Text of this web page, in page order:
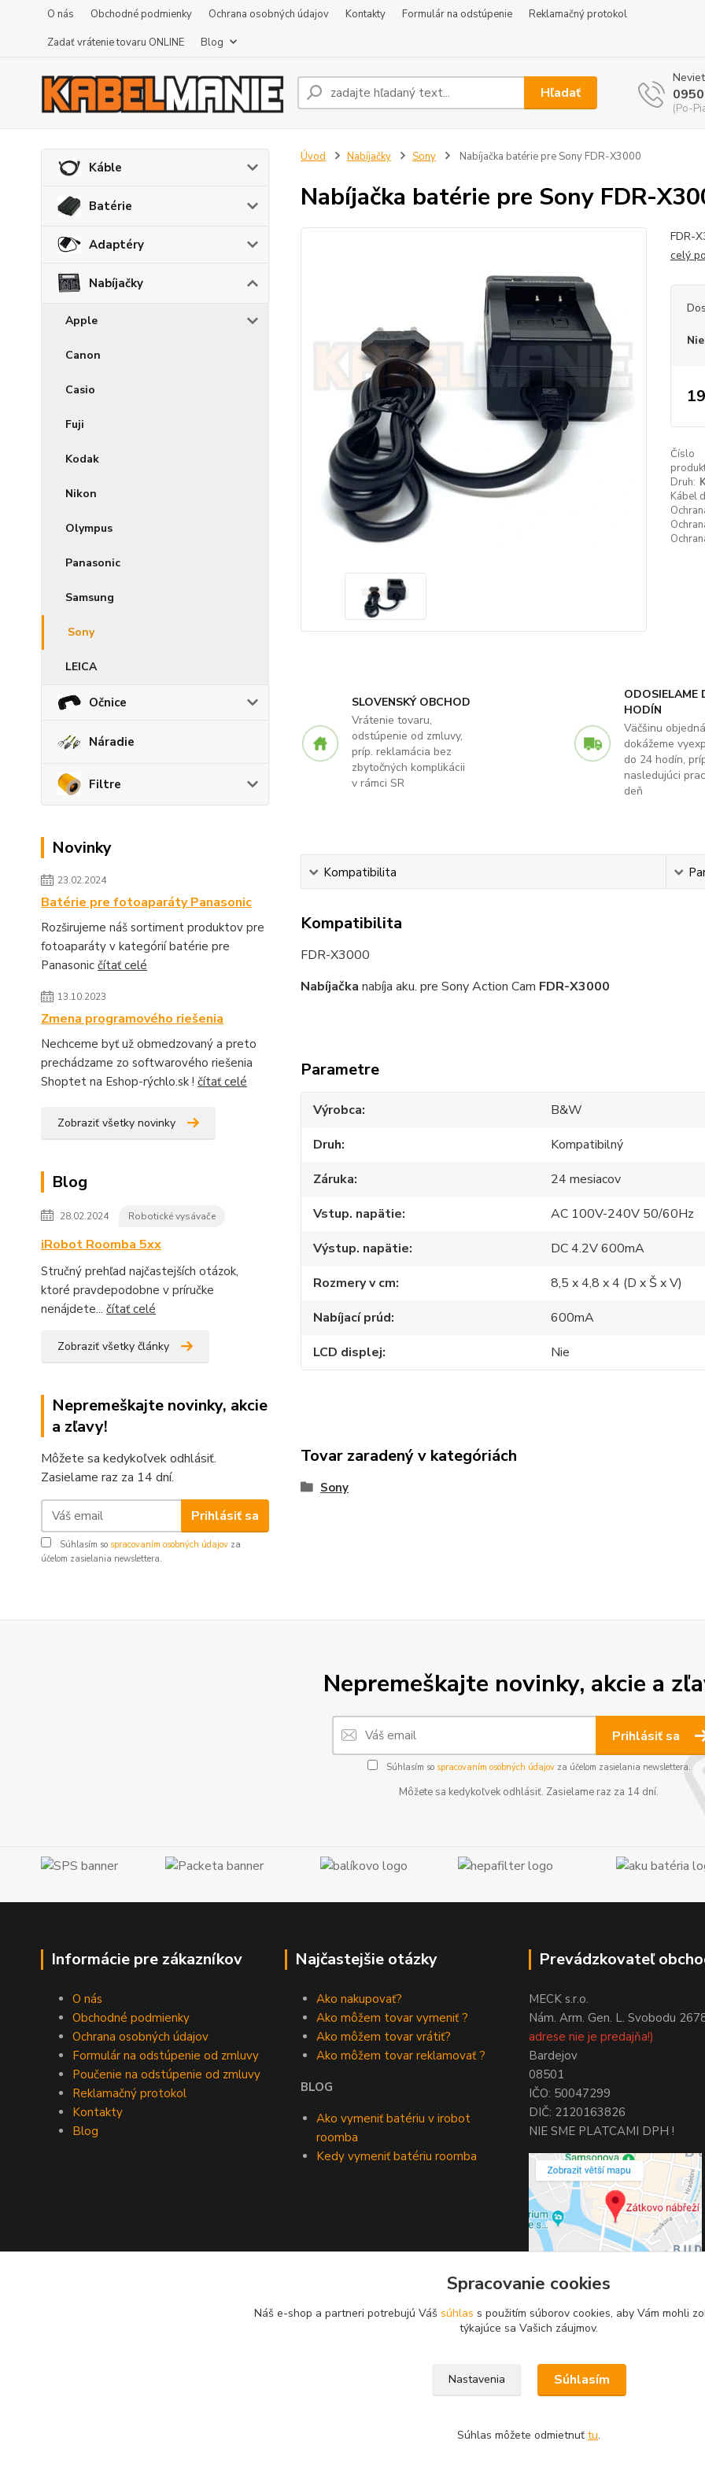
O nás Obchodné podmienky Ochrana osobných údajov Kontakty Formulár na odstúpenie
Reklamačný protokol
Zadať vrátenie tovaru ONLINE
Blog
Hľadať
(Po-
Káble
Batérie
Adaptéry
Nabíjačky
Apple
Canon
Casio
Fuji
Kodak
Nikon
Olympus
Panasonic
Samsung
Sony
LEICA
Očnice
Náradie
Filtre
Novinky
23.02.2024
Batérie pre fotoaparáty Panasonic
Rozširujeme náš sortiment produktov pre
fotoaparáty v kategórií batérie pre
Panasonic čítať celé
13.10.2023
Zmena programového riešenia
Nechceme byť už obmedzovaný a preto
prechádzame zo softwarového riešenia
Shoptet na Eshop-rýchlo.sk ! čítať celé
Zobraziť všetky novinky
Blog
28.02.2024 Robotické vysávače
iRobot Roomba 5xx
Stručný prehľad najčastejších otázok,
ktoré pravdepodobne v príručke
nenájdete... čítať celé
Zobraziť všetky články
Nepremeškajte novinky, akcie
a zľavy!
Môžete sa kedykoľvek odhlásiť.
Zasielame raz za 14 dní.
Prihlásiť sa
Súhlasím so spracovaním osobných údajov za
účelom zasielania newslettera.
Úvod Nabíjačky Sony Nabíjačka batérie pre Sony FDR-X3000
Nabíjačka batérie pre Sony FDR-
FDR-
celý
Číslo
Druh:
Kábel
SLOVENSKÝ OBCHOD
Vrátenie tovaru,
odstúpenie od zmluvy,
príp. reklamácia bez
zbytočných komplikácii
v rámci SR
ODOSIELAME
HODÍN
Väčšinu
dokážeme
do 24 hodín,
nasledujúci
deň
Kompatibilita
Kompatibilita
FDR-X3000
Nabíjačka nabíja aku. pre Sony Action Cam FDR-X3000
Parametre
Výrobca
B&W
Druh
Kompatibilný
Záruka
24 mesiacov
Vstup. napätie
AC 100V-240V 50/60Hz
Výstup. napätie
DC 4.2V 600mA
Rozmery v cm
8,5 x 4,8 x 4 (D x Š x V)
Nabíjací prúd
600mA
LCD displej
Nie
Tovar zaradený v kategóriách
Sony
Nepremeškajte novinky, akcie a
Prihlásiť sa
Súhlasím so spracovaním osobných údajovza účelom zasielania newslettera.
Môžete sa kedykoľvek odhlásiť. Zasielame raz za 14 dní.
Informácie pre zákazníkov
O nás
Obchodné podmienky
Ochrana osobných údajov
Formulár na odstúpenie od zmluvy
Poučenie na odstúpenie od zmluvy
Reklamačný protokol
Kontakty
Blog
Najčastejšie otázky
Ako nakupovať?
Ako môžem tovar vymeniť ?
Ako môžem tovar vrátiť?
Ako môžem tovar reklamovať ?
BLOG
Ako vymeniť batériu v irobot
roomba
Kedy vymeniť batériu roomba
Prevádzkovateľ
MECK s.r.o.
Nám. Arm. Gen. L. Svobodu
adrese nie je predajňa!)
Bardejov
08501
IČO: 50047299
DIČ: 2120163826
NIE SME PLATCAMI DPH !
Upravit sběr cookies.
Spracovanie cookies
Náš e-shop a partneri potrebujú Váš súhlas s použitím súborov cookies, aby Vám mohli
týkajúce sa Vašich záujmov.
Nastavenia Súhlasím
Súhlas môžete odmietnuť tu.